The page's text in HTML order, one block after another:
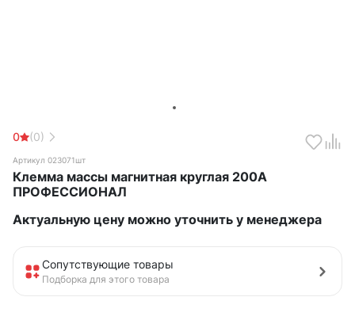
0 (0)
Артикул 023071шт
Клемма массы магнитная круглая 200А
ПРОФЕССИОНАЛ
Актуальную цену можно уточнить у менеджера
Сопутствующие товары
Подборка для этого товара